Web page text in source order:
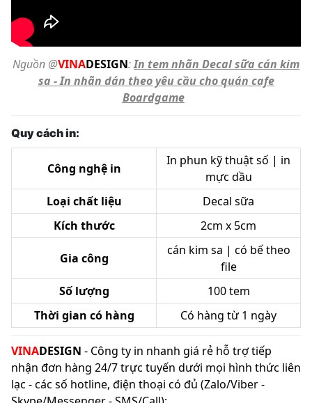
Nguồn @VINADESIGN:In tem nhãn Decal sữa cán kim
sa - In nhãn dán theo yêu cầu cho quán cafe
Boardgame
Quy cách in:
Công nghệ in
In phun kỹ thuật số | in
mực dầu
Loại chất liệu
Decal sữa
Kích thước
2cm x 5cm
Gia công
cán kim sa | có bế theo
file
Số lượng
100 tem
Thời gian có hàng
Có hàng từ 1 ngày
VINADESIGN - Công ty in nhanh giá rẻ hỗ trợ tiếp
nhận đơn hàng 24/7 trực tuyến dưới mọi hình thức liên
lạc - các số hotline, điện thoại có đủ (Zalo/Viber -